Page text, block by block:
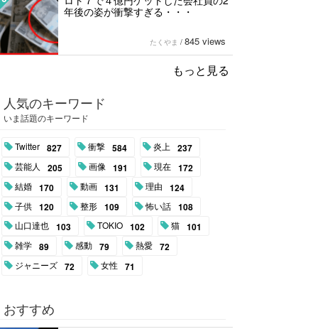
年後の姿が衝撃すぎる・・・
たくやま / 845 views
もっと見る
人気のキーワード
いま話題のキーワード
Twitter 827 衝撃 584 炎上 237
芸能人 205 画像 191 現在 172
結婚 170 動画 131 理由 124
子供 120 整形 109 怖い話 108
山口達也 103 TOKIO 102 猫 101
雑学 89 感動 79 熱愛 72
ジャニーズ 72 女性 71
おすすめ